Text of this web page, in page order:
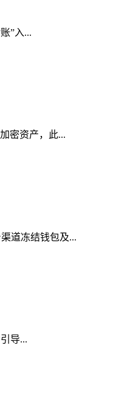
”入...
密资产，此...
道冻结钱包及...
导...